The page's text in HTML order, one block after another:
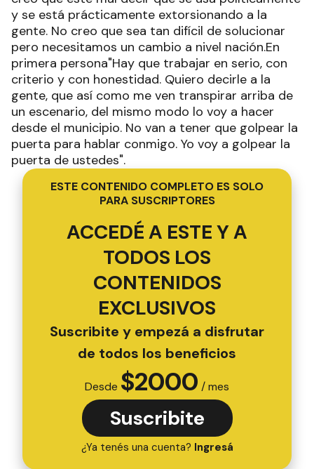
y se está prácticamente extorsionando a la
gente. No creo que sea tan difícil de solucionar
pero necesitamos un cambio a nivel nación.En
primera persona"Hay que trabajar en serio, con
criterio y con honestidad. Quiero decirle a la
gente, que así como me ven transpirar arriba de
un escenario, del mismo modo lo voy a hacer
desde el municipio. No van a tener que golpear la
puerta para hablar conmigo. Yo voy a golpear la
puerta de ustedes".
ESTE CONTENIDO COMPLETO ES SOLO
PARA SUSCRIPTORES
ACCEDÉ A ESTE Y A
TODOS LOS
CONTENIDOS
EXCLUSIVOS
Suscribite y empezá a disfrutar
de todos los beneficios
Desde $2000 / mes
Suscribite
¿Ya tenés una cuenta? Ingresá